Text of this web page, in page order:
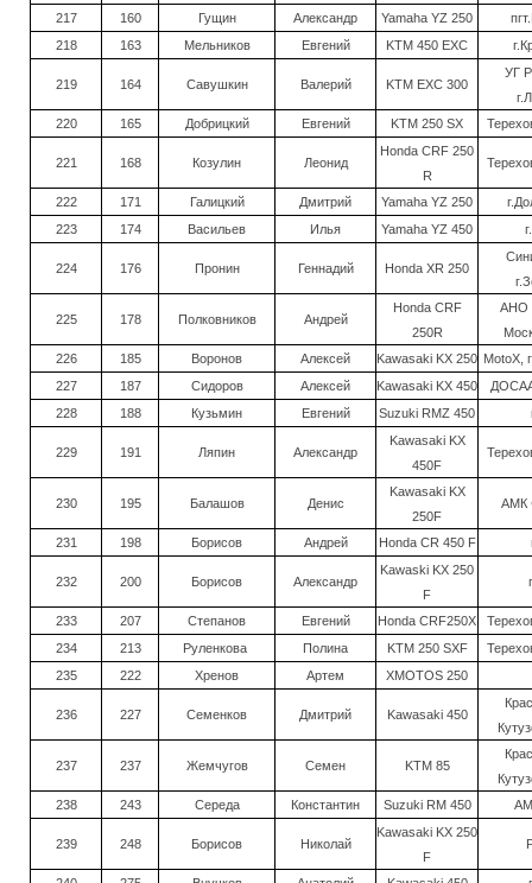
217
160 Гущин Александр Yamaha YZ 250
218
163 Мельников Евгений KTM 450 EXC
219 164 Савушкин Валерий KTM EXC 300
УГ
220
165 Добрицкий Евгений KTM 250 SX
221 168 Козулин Леонид
Honda CRF 250
R
222 171 Галицкий Дмитрий Yamaha YZ 250
223
174 Васильев Илья Yamaha YZ 450
224 176 Пронин Геннадий Honda XR 250
225 178 Полковников Андрей
Honda CRF
250R
АНО
226
185 Воронов Алексей Kawasaki KX 250 MotoX,
227
187 Сидоров Алексей Kawasaki KX 450
228
188 Кузьмин Евгений Suzuki RMZ 450
229 191 Ляпин Александр
Kawasaki KX
450F
230 195 Балашов Денис
Kawasaki KX
250F
АМК
231 198 Борисов Андрей Honda CR 450 F
232 200 Борисов Александр
Kawaski KX 250
F
233 207 Степанов Евгений Honda CRF250X
234
213 Руленкова Полина KTM 250 SXF
235
222 Хренов Артем XMOTOS 250
236 227 Семенков Дмитрий Kawasaki 450
237 237 Жемчугов Семен KTM 85
238
243 Середа Константин Suzuki RM 450
239 248 Борисов Николай
Kawasaki KX 250
F